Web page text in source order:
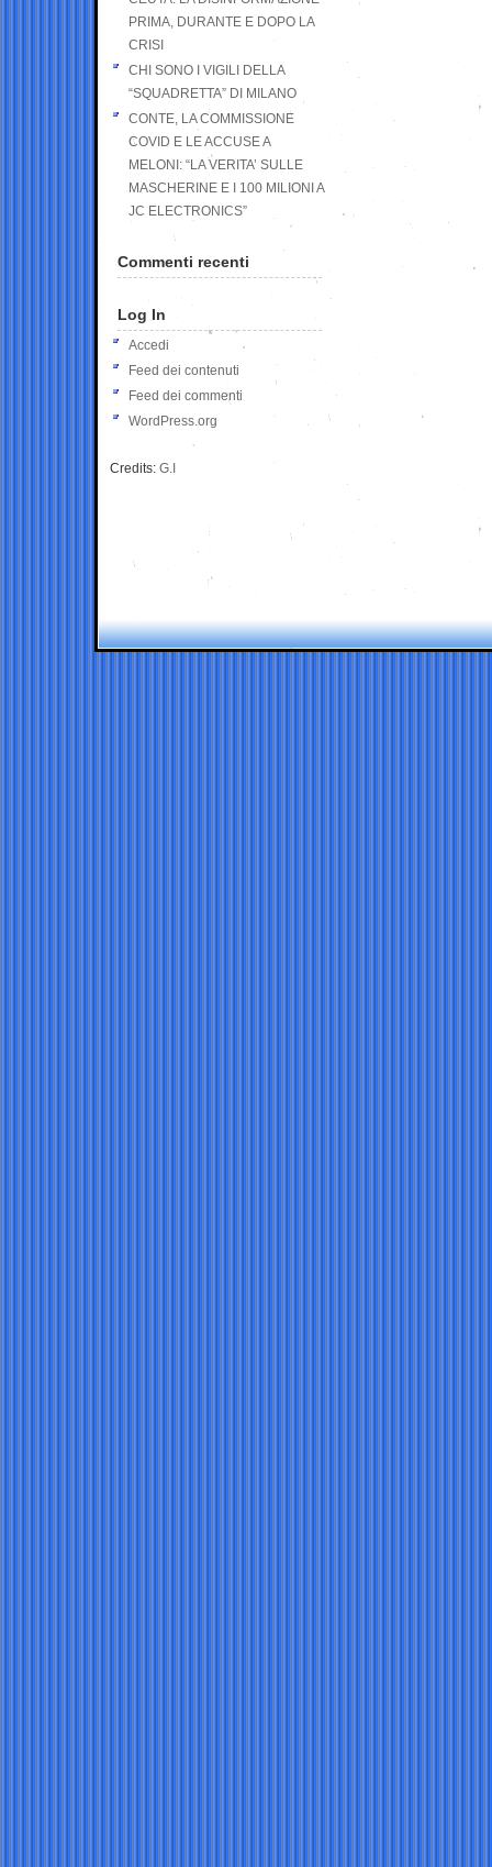
PRIMA, DURANTE E DOPO LA
CRISI
CHI SONO I VIGILI DELLA
“SQUADRETTA” DI MILANO
CONTE, LA COMMISSIONE
COVID E LE ACCUSE A
MELONI: “LA VERITA’ SULLE
MASCHERINE E I 100 MILIONI A
JC ELECTRONICS”
Commenti recenti
Log In
Accedi
Feed dei contenuti
Feed dei commenti
WordPress.org
Credits: G.I